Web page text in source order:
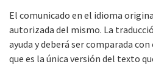
El comunicado en el idioma
autorizada del mismo. La
ayuda y deberá ser comparada
que es la única versión del texto